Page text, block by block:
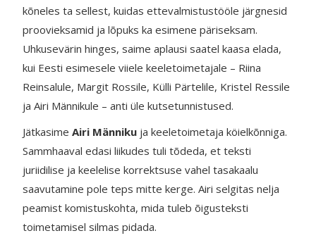
kõneles ta sellest, kuidas ettevalmistustööle järgnesid
proovieksamid ja lõpuks ka esimene päriseksam.
Uhkusevärin hinges, saime aplausi saatel kaasa elada,
kui Eesti esimesele viiele keeletoimetajale – Riina
Reinsalule, Margit Rossile, Külli Pärtelile, Kristel Ressile
ja Airi Männikule – anti üle kutsetunnistused.
JätkasimeAiri Männiku ja keeletoimetaja köielkõnniga.
Sammhaaval edasi liikudes tuli tõdeda, et teksti
juriidilise ja keelelise korrektsuse vahel tasakaalu
saavutamine pole teps mitte kerge. Airi selgitas nelja
peamist komistuskohta, mida tuleb õigusteksti
toimetamisel silmas pidada.